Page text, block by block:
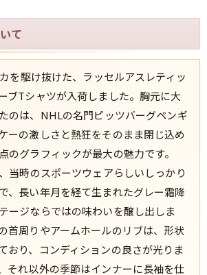
ウト新聞
ト情報
Rush Out チャンネル
ネート
て
を駆け抜けた、ラッセルアスレティッ
ブTシャツが入荷しました。胸元に大
のは、NHLの名門ピッツバーグペンギ
ーの激しさと熱狂をそのまま閉じ込め
のグラフィックが最大の魅力です。
当時のスポーツウェアらしいしっかり
、長い年月を経て生まれたグレー霜降
ージならではの味わいを醸し出しま
首周りやアームホールのリブは、形状
おり、コンディションの良さが光りま
それ以外の季節はインナーに長袖を仕